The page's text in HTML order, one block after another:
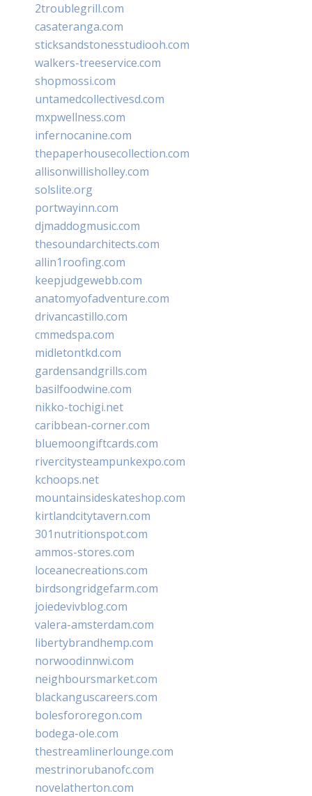
2troublegrill.com
casateranga.com
sticksandstonesstudiooh.com
walkers-treeservice.com
shopmossi.com
untamedcollectivesd.com
mxpwellness.com
infernocanine.com
thepaperhousecollection.com
allisonwillisholley.com
solslite.org
portwayinn.com
djmaddogmusic.com
thesoundarchitects.com
allin1roofing.com
keepjudgewebb.com
anatomyofadventure.com
drivancastillo.com
cmmedspa.com
midletontkd.com
gardensandgrills.com
basilfoodwine.com
nikko-tochigi.net
caribbean-corner.com
bluemoongiftcards.com
rivercitysteampunkexpo.com
kchoops.net
mountainsideskateshop.com
kirtlandcitytavern.com
301nutritionspot.com
ammos-stores.com
loceanecreations.com
birdsongridgefarm.com
joiedevivblog.com
valera-amsterdam.com
libertybrandhemp.com
norwoodinnwi.com
neighboursmarket.com
blackanguscareers.com
bolesfororegon.com
bodega-ole.com
thestreamlinerlounge.com
mestrinorubanofc.com
novelatherton.com